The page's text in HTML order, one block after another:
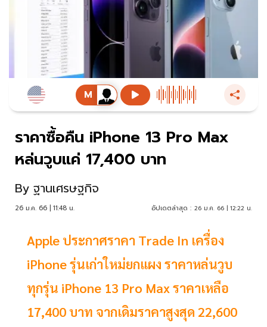
ราคาซื้อคืน iPhone 13 Pro Max
หล่นวูบแค่ 17,400 บาท
By ฐานเศรษฐกิจ
26 ม.ค. 66 | 11:48 น. อัปเดตล่าสุด : 26 ม.ค. 66 | 12:22 น.
Apple ประกาศราคา Trade In เครื่อง
iPhone รุ่นเก่าใหม่ยกแผง ราคาหล่นวูบ
ทุกรุ่น iPhone 13 Pro Max ราคาเหลือ
17,400 บาท จากเดิมราคาสูงสุด 22,600